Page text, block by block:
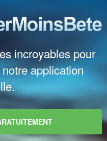
incroyables pour
application